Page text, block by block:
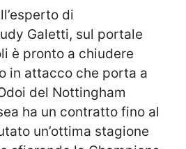
di
Galetti, sul portale
è pronto a chiudere
in attacco che porta a
del Nottingham
ha un contratto fino al
un’ottima stagione